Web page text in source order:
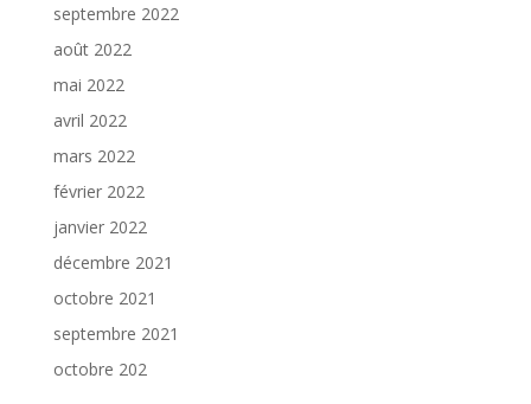
septembre 2022
août 2022
mai 2022
avril 2022
mars 2022
février 2022
janvier 2022
décembre 2021
octobre 2021
septembre 2021
octobre 202